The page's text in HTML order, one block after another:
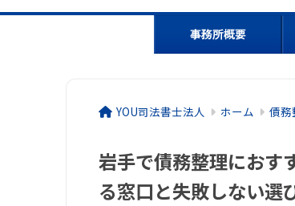
YOU司法書士法人 ホーム 債務
岩手で債務整理におす
る窓口と失敗しない選